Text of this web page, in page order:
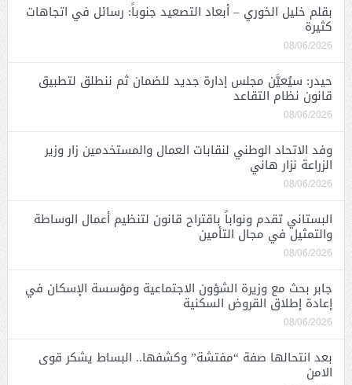
بقلم خليل الخوري – أبعاد التصعيد جنوباً: رسائل في اتجاهات
كثيرة
08/06/2026
حيدر: سيُعيَّن مجلس إدارة جديد للضمان ثم ننطلق لتطبيق
قانون نظام التقاعد
08/06/2026
وفد الاتحاد الوطني لنقابات العمال والمستخدمين زار وزير
الزراعة نزار هاني
08/06/2026
البستاني تقدم ونواباً باقتراح قانون لتنظيم أعمال الوساطة
والتمثيل في مجال التأمين
08/06/2026
جابر بحث مع وزيرة الشؤون الاجتماعية ومؤسسة الإسكان في
إعادة إطلاق القروض السكنية
08/06/2026
بعد انتحالها صفة “مفتشة” وكشفها.. البساط يشكر قوى
الامن